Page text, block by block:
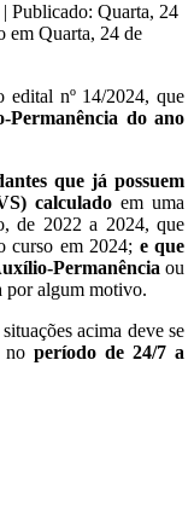
| Publicado: Quarta, 24
em Quarta, 24 de
edital nº 14/2024, que
Permanência do ano
que já possuem
calculado em uma
de 2022 a 2024, que
curso em 2024; e que
Permanência ou
por algum motivo.
acima deve se
no período de 24/7 a